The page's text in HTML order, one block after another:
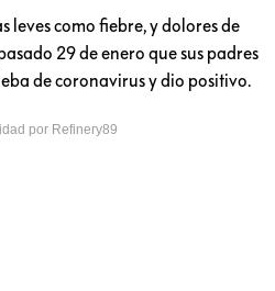
leves como fiebre, y dolores de
29 de enero que sus padres
de coronavirus y dio positivo.
por Refinery89